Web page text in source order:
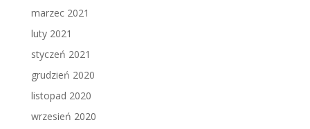
marzec 2021
luty 2021
styczeń 2021
grudzień 2020
listopad 2020
wrzesień 2020